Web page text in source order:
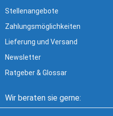
Stellenangebote
Zahlungsmöglichkeiten
Lieferung und Versand
Newsletter
Ratgeber & Glossar
Wir beraten sie gerne: